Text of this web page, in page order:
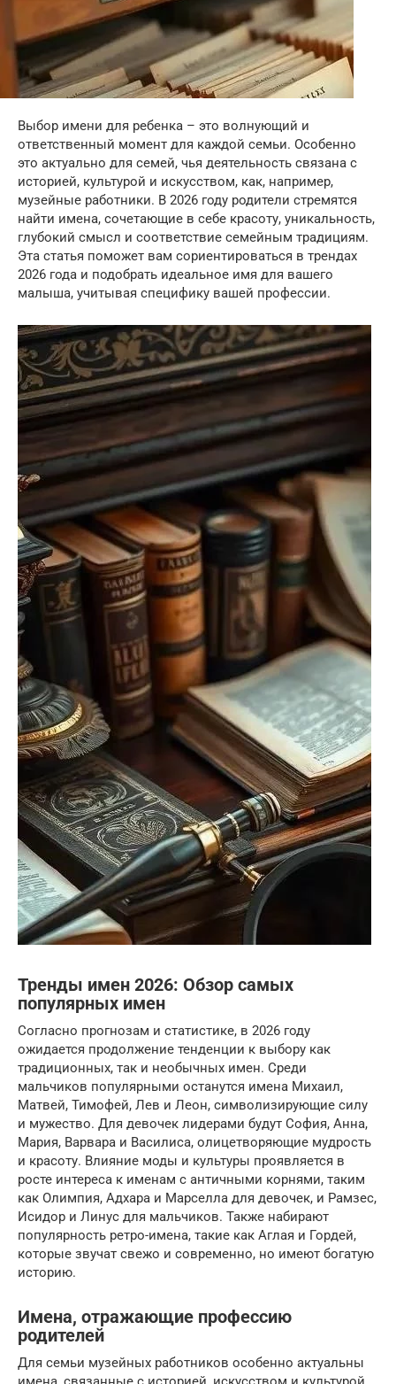
Выбор имени для ребенка – это волнующий и
ответственный момент для каждой семьи. Особенно
это актуально для семей, чья деятельность связана с
историей, культурой и искусством, как, например,
музейные работники. В 2026 году родители стремятся
найти имена, сочетающие в себе красоту, уникальность,
глубокий смысл и соответствие семейным традициям.
Эта статья поможет вам сориентироваться в трендах
2026 года и подобрать идеальное имя для вашего
малыша, учитывая специфику вашей профессии.
Тренды имен 2026: Обзор самых
популярных имен
Согласно прогнозам и статистике, в 2026 году
ожидается продолжение тенденции к выбору как
традиционных, так и необычных имен. Среди
мальчиков популярными останутся имена Михаил,
Матвей, Тимофей, Лев и Леон, символизирующие силу
и мужество. Для девочек лидерами будут София, Анна,
Мария, Варвара и Василиса, олицетворяющие мудрость
и красоту. Влияние моды и культуры проявляется в
росте интереса к именам с античными корнями, таким
как Олимпия, Адхара и Марселла для девочек, и Рамзес,
Исидор и Линус для мальчиков. Также набирают
популярность ретро-имена, такие как Аглая и Гордей,
которые звучат свежо и современно, но имеют богатую
историю.
Имена, отражающие профессию
родителей
Для семьи музейных работников особенно актуальны